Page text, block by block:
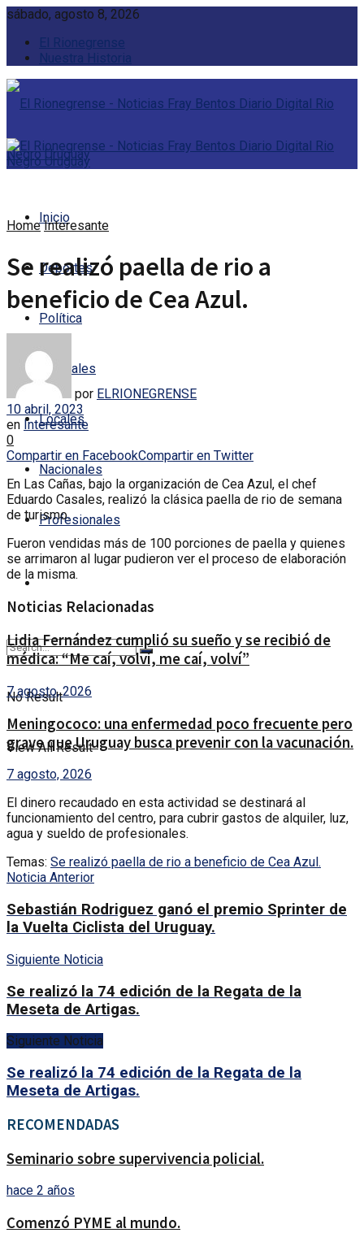
sábado, agosto 8, 2026
El Rionegrense
Nuestra Historia
Inicio
Deportes
Política
Policiales
Locales
Nacionales
Profesionales
No Result
View All Result
Home Interesante
Se realizó paella de rio a
beneficio de Cea Azul.
por ELRIONEGRENSE
10 abril, 2023
en Interesante
0
Compartir en FacebookCompartir en Twitter
En Las Cañas, bajo la organización de Cea Azul, el chef
Eduardo Casales, realizó la clásica paella de rio de semana
de turismo.
Fueron vendidas más de 100 porciones de paella y quienes
se arrimaron al lugar pudieron ver el proceso de elaboración
de la misma.
Noticias Relacionadas
Lidia Fernández cumplió su sueño y se recibió de
médica: “Me caí, volví, me caí, volví”
7 agosto, 2026
Meningococo: una enfermedad poco frecuente pero
grave que Uruguay busca prevenir con la vacunación.
7 agosto, 2026
El dinero recaudado en esta actividad se destinará al
funcionamiento del centro, para cubrir gastos de alquiler, luz,
agua y sueldo de profesionales.
Temas: Se realizó paella de rio a beneficio de Cea Azul.
Noticia Anterior
Sebastián Rodriguez ganó el premio Sprinter de
la Vuelta Ciclista del Uruguay.
Siguiente Noticia
Se realizó la 74 edición de la Regata de la
Meseta de Artigas.
Siguiente Noticia
Se realizó la 74 edición de la Regata de la
Meseta de Artigas.
RECOMENDADAS
Seminario sobre supervivencia policial.
hace 2 años
Comenzó PYME al mundo.